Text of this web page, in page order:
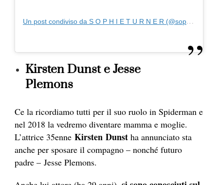
Un post condiviso da S O P H I E T U R N E R (@sophiet)
Kirsten Dunst e Jesse
Plemons
Ce la ricordiamo tutti per il suo ruolo in Spiderman e
nel 2018 la vedremo diventare mamma e moglie.
L’attrice 35enne Kirsten Dunst ha annunciato sta
anche per sposare il compagno – nonché futuro
padre – Jesse Plemons.